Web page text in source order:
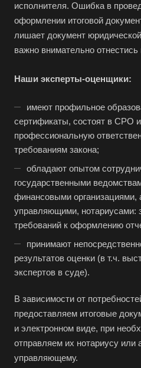
исполнителя. Ошибка в
оформлении итоговой
лишает документ
важно внимательно
Наши эксперты-оценщики:
имеют профильное
сертификаты, состоят в СРО
профессиональную
требованиям закона;
обладают опытом
государственными
финансовыми
управляющими, нотариусами:
требований к оформлению
принимают
результатов оценки (в т.ч.
экспертов в суде).
В зависимости от
предоставляем итоговые
и электронном виде, при
отправляем их нотариусу или
управляющему.
Городец
Грозный
Губкинский
Гуково
Гулькевичи
Гусь-Хрустальный
Дедовск
Дербент
Дзержинск
Дзержинский
Димитровград
Дмитров
Долгопрудный
Домодедово